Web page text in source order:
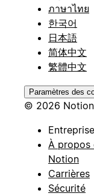
ภาษาไทย
한국어
日本語
简体中文
繁體中文
Paramètres des
© 2026 Notion
Entreprise
À propos
Notion
Carrières
Sécurité